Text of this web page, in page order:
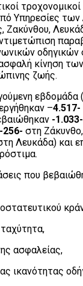
Υπηρεσίες
Ζακύνθου,
κίνηση
ζωής.
–4.517-
-1.033-
-256- στη
Λευκάδα) και
που
ασφαλείας,
ικανότητας